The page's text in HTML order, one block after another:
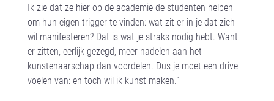
Ik zie dat ze hier op de academie de studenten helpen
om hun eigen trigger te vinden: wat zit er in je dat zich
wil manifesteren? Dat is wat je straks nodig hebt. Want
er zitten, eerlijk gezegd, meer nadelen aan het
kunstenaarschap dan voordelen. Dus je moet een drive
voelen van: en toch wil ik kunst maken.”